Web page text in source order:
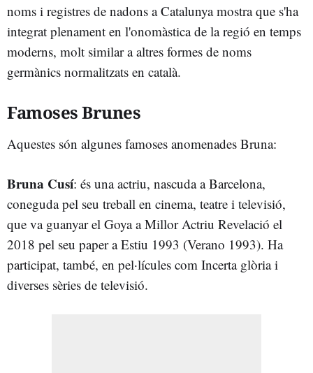
noms i registres de nadons a Catalunya mostra que s'ha
integrat plenament en l'onomàstica de la regió en temps
moderns, molt similar a altres formes de noms
germànics normalitzats en català.
Famoses Brunes
Aquestes són algunes famoses anomenades Bruna:
Bruna Cusí: és una actriu, nascuda a Barcelona,
coneguda pel seu treball en cinema, teatre i televisió,
que va guanyar el Goya a Millor Actriu Revelació el
2018 pel seu paper a Estiu 1993 (Verano 1993). Ha
participat, també, en pel·lícules com Incerta glòria i
diverses sèries de televisió.